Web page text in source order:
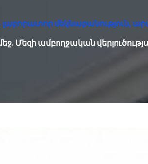
մեկնաբանություն,
Մեզի ամբողջական